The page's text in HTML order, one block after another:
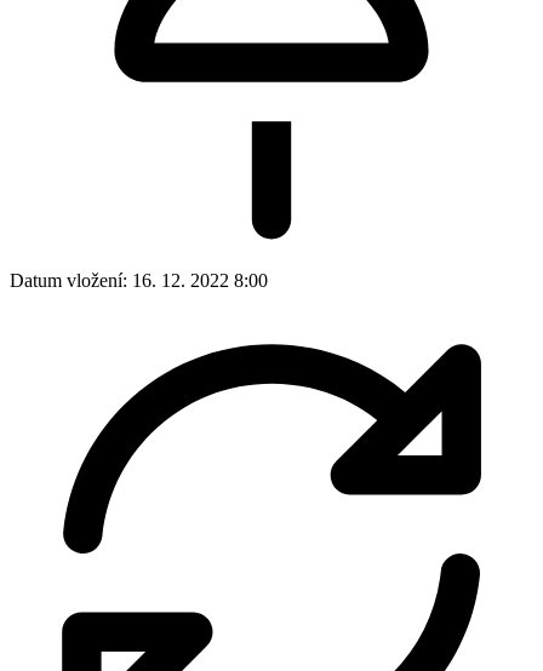
Datum vložení: 16. 12. 2022 8:00